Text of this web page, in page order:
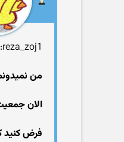
reza_zoj1: چه کسی گفته همین خانوادها باید ۷_۸ بچه بیارن این حرف غلطه
من
الان جمعیت ایران
فرض کنید